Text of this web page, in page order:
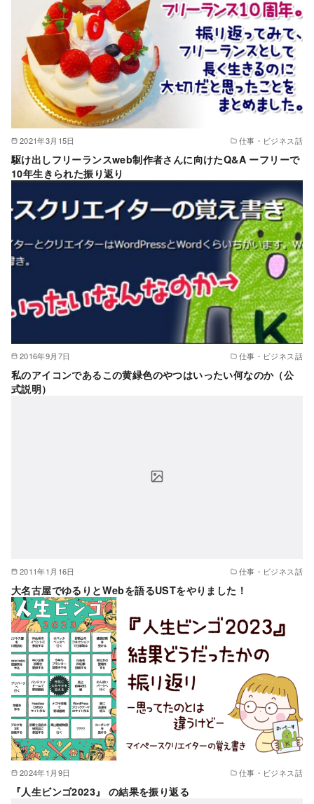
2021年3月15日 仕事・ビジネス話
駆け出しフリーランスweb制作者さんに向けたQ&A ーフリーで
10年生きられた振り返り
2016年9月7日 仕事・ビジネス話
私のアイコンであるこの黄緑色のやつはいったい何なのか（公
式説明）
2011年1月16日 仕事・ビジネス話
大名古屋でゆるりとWebを語るUSTをやりました！
2024年1月9日 仕事・ビジネス話
『人生ビンゴ2023』 の結果を振り返る